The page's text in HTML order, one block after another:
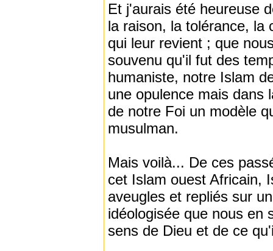
Et j'aurais été heureuse
la raison, la tolérance, la
qui leur revient ; que
souvenu qu'il fut des
humaniste, notre Islam
une opulence mais dans
de notre Foi un modèle
musulman.
Mais voilà... De ces
cet Islam ouest Africain,
aveugles et repliés sur
idéologisée que nous en
sens de Dieu et de ce